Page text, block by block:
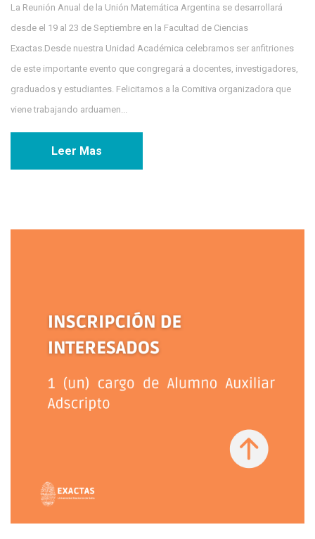
La Reunión Anual de la Unión Matemática Argentina se desarrollará
desde el 19 al 23 de Septiembre en la Facultad de Ciencias
Exactas.Desde nuestra Unidad Académica celebramos ser anfitriones
de este importante evento que congregará a docentes, investigadores,
graduados y estudiantes. Felicitamos a la Comitiva organizadora que
viene trabajando arduamen...
Leer Mas